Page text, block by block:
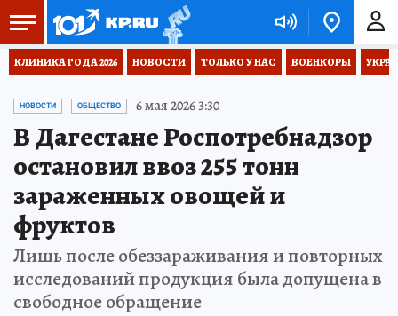
КЛИНИКА ГОДА 2026 НОВОСТИ ТОЛЬКО У НАС ВОЕНКОРЫ
НОВОСТИ ОБЩЕСТВО 6 мая 2026 3:30
В Дагестане Роспотребнадзор
остановил ввоз 255 тонн
зараженных овощей и
фруктов
Лишь после обеззараживания и повторных
исследований продукция была допущена в
свободное обращение